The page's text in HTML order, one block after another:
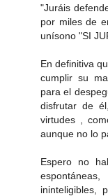
"Juráis
por miles de
unísono "SI
En definitiva
cumplir su
para el
disfrutar de
virtudes ,
aunque no lo
Espero no
ininteligibles,